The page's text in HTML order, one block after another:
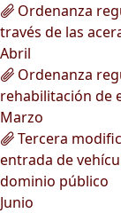
Ordenanza
través de las
Abril
Ordenanza
rehabilitación de
Marzo
Tercera
entrada de
dominio público
Junio